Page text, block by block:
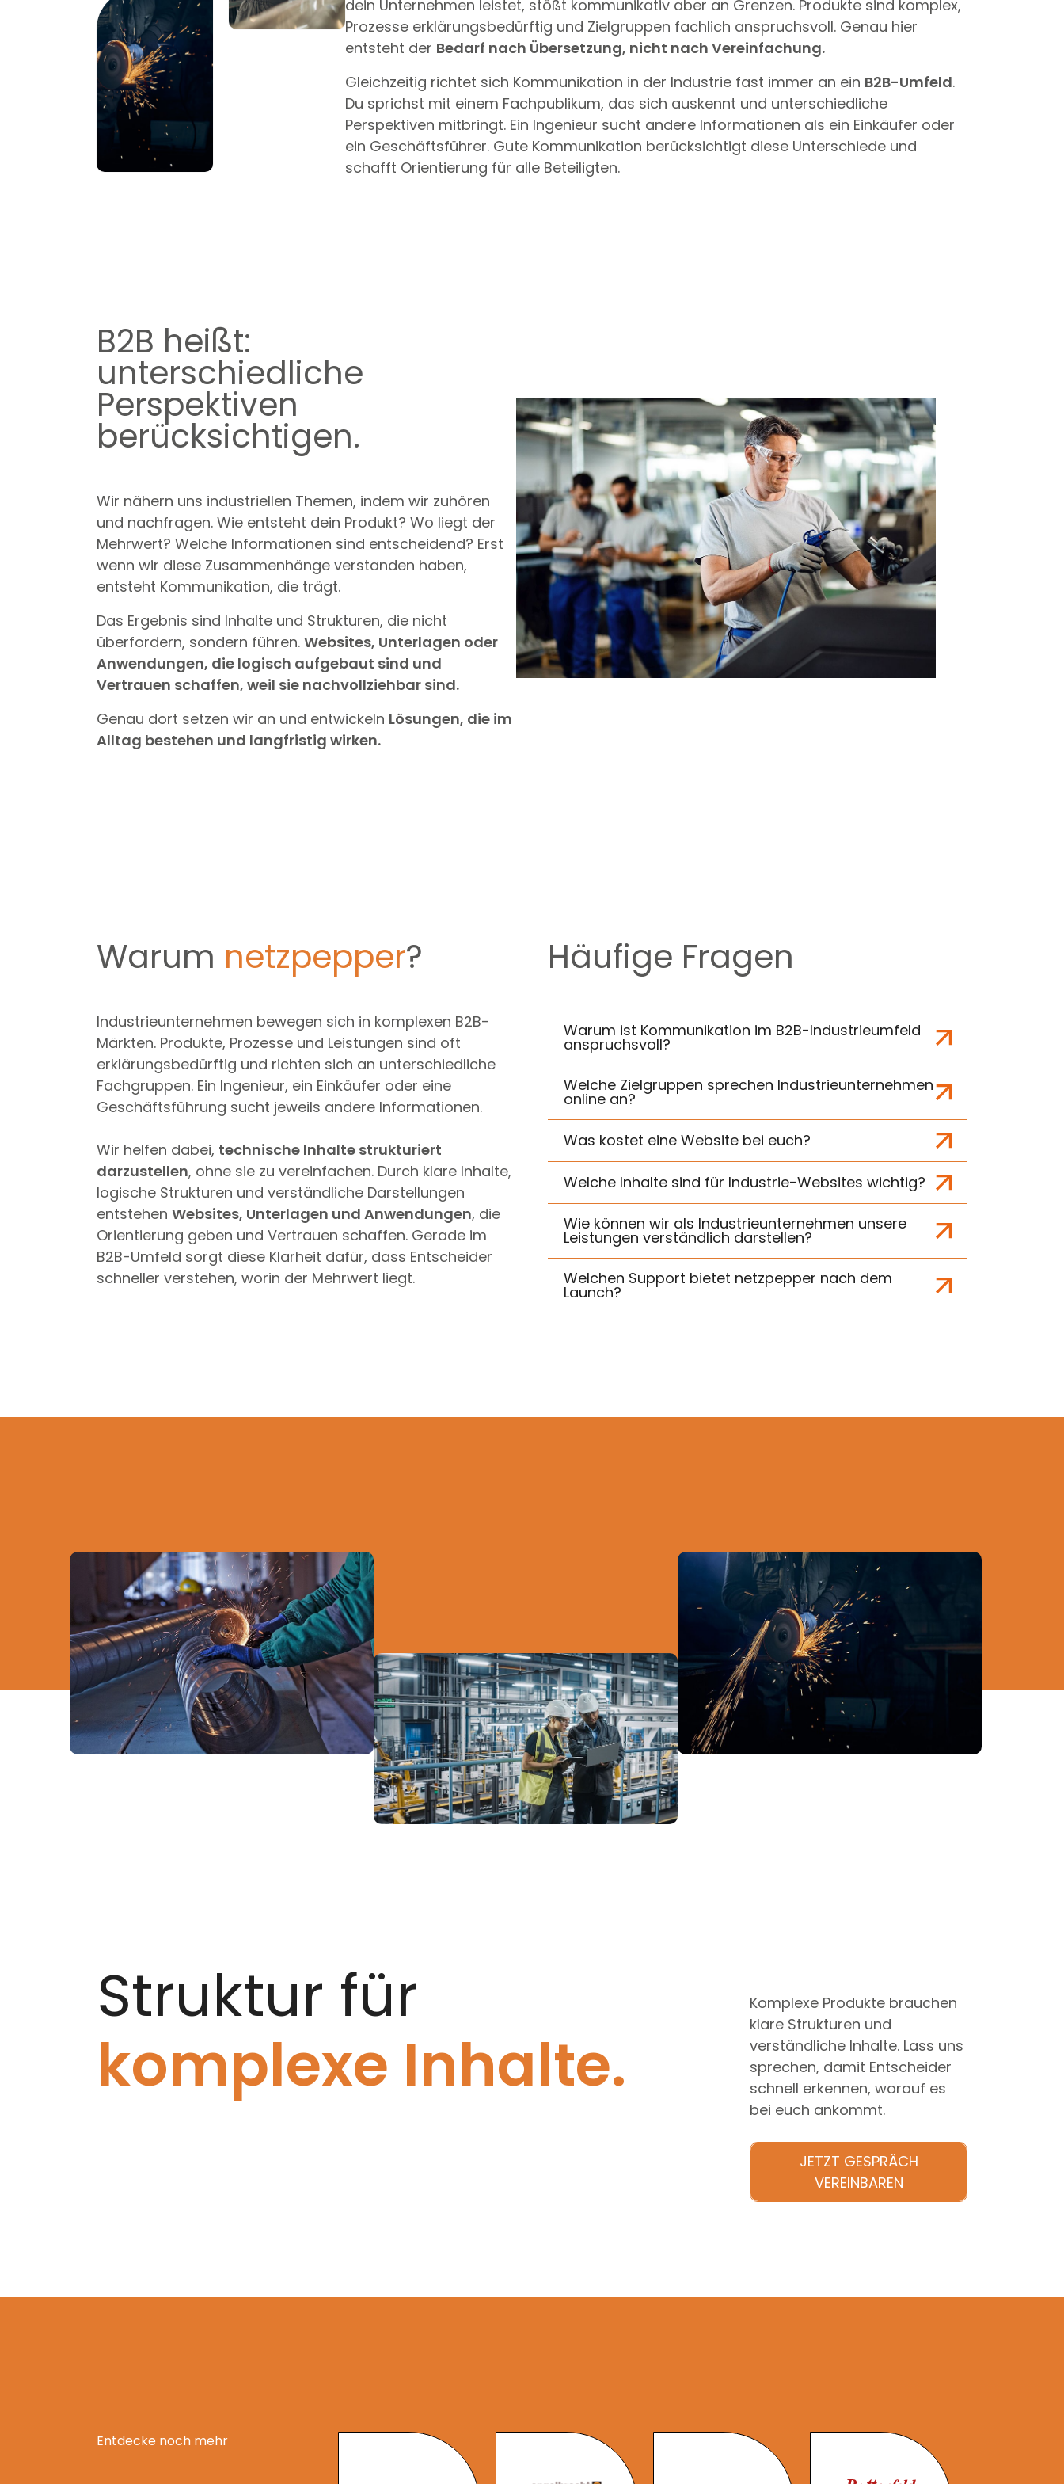
dein Unternehmen leistet, stößt kommunikativ aber an Grenzen. Produkte sind komplex,
Prozesse erklärungsbedürftig und Zielgruppen fachlich anspruchsvoll. Genau hier
entsteht der Bedarf nach Übersetzung, nicht nach Vereinfachung.
Gleichzeitig richtet sich Kommunikation in der Industrie fast immer an ein B2B-Umfeld.
Du sprichst mit einem Fachpublikum, das sich auskennt und unterschiedliche
Perspektiven mitbringt. Ein Ingenieur sucht andere Informationen als ein Einkäufer oder
ein Geschäftsführer. Gute Kommunikation berücksichtigt diese Unterschiede und
schafft Orientierung für alle Beteiligten.
B2B heißt:
unterschiedliche
Perspektiven
berücksichtigen.
Wir nähern uns industriellen Themen, indem wir zuhören
und nachfragen. Wie entsteht dein Produkt? Wo liegt der
Mehrwert? Welche Informationen sind entscheidend? Erst
wenn wir diese Zusammenhänge verstanden haben,
entsteht Kommunikation, die trägt.
Das Ergebnis sind Inhalte und Strukturen, die nicht
überfordern, sondern führen. Websites, Unterlagen oder
Anwendungen, die logisch aufgebaut sind und
Vertrauen schaffen, weil sie nachvollziehbar sind.
Genau dort setzen wir an und entwickeln Lösungen, die im
Alltag bestehen und langfristig wirken.
Warum netzpepper?
Industrieunternehmen bewegen sich in komplexen B2B-
Märkten. Produkte, Prozesse und Leistungen sind oft
erklärungsbedürftig und richten sich an unterschiedliche
Fachgruppen. Ein Ingenieur, ein Einkäufer oder eine
Geschäftsführung sucht jeweils andere Informationen.
Wir helfen dabei, technische Inhalte strukturiert
darzustellen, ohne sie zu vereinfachen. Durch klare Inhalte,
logische Strukturen und verständliche Darstellungen
entstehen Websites, Unterlagen und Anwendungen, die
Orientierung geben und Vertrauen schaffen. Gerade im
B2B-Umfeld sorgt diese Klarheit dafür, dass Entscheider
schneller verstehen, worin der Mehrwert liegt.
Häufige Fragen
Warum ist Kommunikation im B2B-Industrieumfeld
anspruchsvoll?
Welche Zielgruppen sprechen Industrieunternehmen
online an?
Was kostet eine Website bei euch?
Welche Inhalte sind für Industrie-Websites wichtig?
Wie können wir als Industrieunternehmen unsere
Leistungen verständlich darstellen?
Welchen Support bietet netzpepper nach dem
Launch?
Struktur für
komplexe Inhalte.
Komplexe Produkte brauchen
klare Strukturen und
verständliche Inhalte. Lass uns
sprechen, damit Entscheider
schnell erkennen, worauf es
bei euch ankommt.
JETZT GESPRÄCH
VEREINBAREN
Entdecke noch mehr